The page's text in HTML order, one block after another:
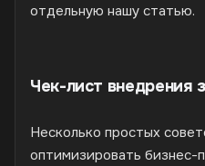
отдельную нашу статью.
Чек-лист внедрения
Несколько простых
оптимизировать бизнес-